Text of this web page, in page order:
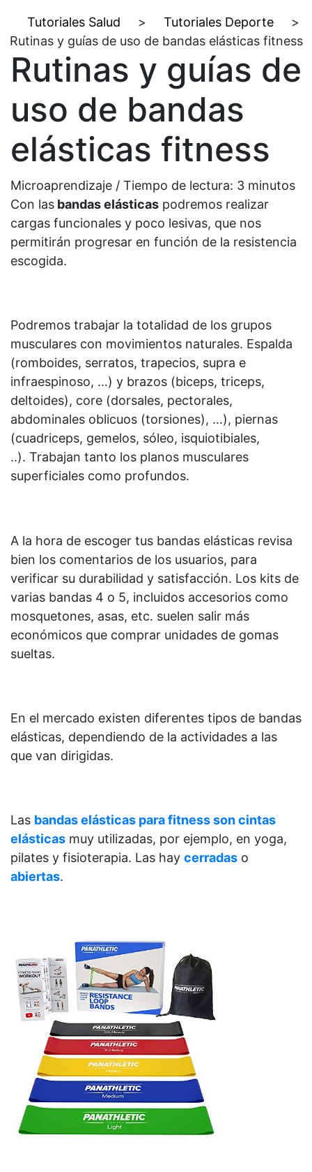
Tutoriales Salud > Tutoriales Deporte
>
Rutinas y guías de uso de bandas elásticas fitness
Rutinas y guías de
uso de bandas
elásticas fitness
Microaprendizaje / Tiempo de lectura: 3 minutos
Con las bandas elásticas podremos realizar
cargas funcionales y poco lesivas, que nos
permitirán progresar en función de la resistencia
escogida.
Podremos trabajar la totalidad de los grupos
musculares con movimientos naturales. Espalda
(romboides, serratos, trapecios, supra e
infraespinoso, …) y brazos (biceps, triceps,
deltoides), core (dorsales, pectorales,
abdominales oblicuos (torsiones), …), piernas
(cuadriceps, gemelos, sóleo, isquiotibiales,
..). Trabajan tanto los planos musculares
superficiales como profundos.
A la hora de escoger tus bandas elásticas revisa
bien los comentarios de los usuarios, para
verificar su durabilidad y satisfacción. Los kits de
varias bandas 4 o 5, incluidos accesorios como
mosquetones, asas, etc. suelen salir más
económicos que comprar unidades de gomas
sueltas.
En el mercado existen diferentes tipos de bandas
elásticas, dependiendo de la actividades a las
que van dirigidas.
Las bandas elásticas para fitness son cintas
elásticas muy utilizadas, por ejemplo, en yoga,
pilates y fisioterapia. Las hay cerradas o
abiertas.